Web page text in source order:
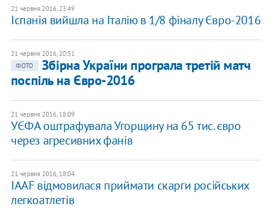
21 червня 2016, 23:49
Іспанія вийшла на Італію в 1/8 фіналу Євро-2016
21 червня 2016, 20:51
ФОТО
Збірна України програла третій матч
поспіль на Євро-2016
21 червня 2016, 18:09
УЄФА оштрафувала Угорщину на 65 тис. євро
через агресивних фанів
21 червня 2016, 18:04
IAAF відмовилася приймати скарги російських
легкоатлетів